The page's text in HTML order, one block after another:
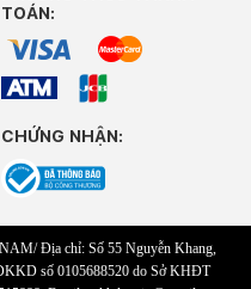
TOÁN:
CHỨNG NHẬN:
Địa chỉ: Số 55 Nguyễn Khang,
số 0105688520 do Sở KHĐT